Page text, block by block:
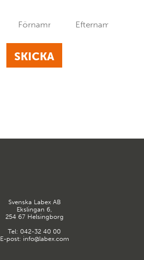
Svenska Labex AB
Ekslingan 6,
254 67 Helsingborg
Tel: 042-32 40 00
E-post: info@labex.com